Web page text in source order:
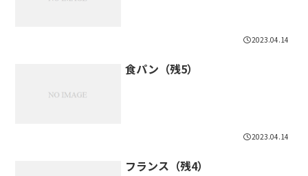
2023.04.14
食パン（残5）
2023.04.14
フランス（残4）